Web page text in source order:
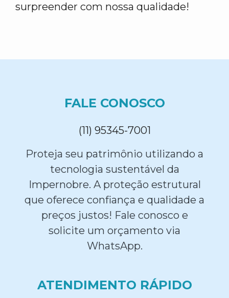
surpreender com nossa qualidade!
FALE CONOSCO
(11) 95345-7001
Proteja seu patrimônio utilizando a
tecnologia sustentável da
Impernobre. A proteção estrutural
que oferece confiança e qualidade a
preços justos! Fale conosco e
solicite um orçamento via
WhatsApp.
ATENDIMENTO RÁPIDO